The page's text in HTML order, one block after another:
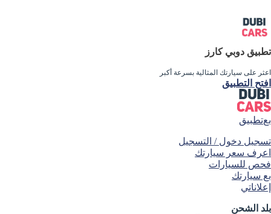
تطبيق دوبي كارز
اعثر على سيارتك المثالية بسرعة أكبر
افتح التطبيق
بعتطبيق
تسجيل دخول / التسجيل
اعرف سعر سيارتك
فحص للسيارات
بع سيارتك
إعلاناتي
بلد الشحن